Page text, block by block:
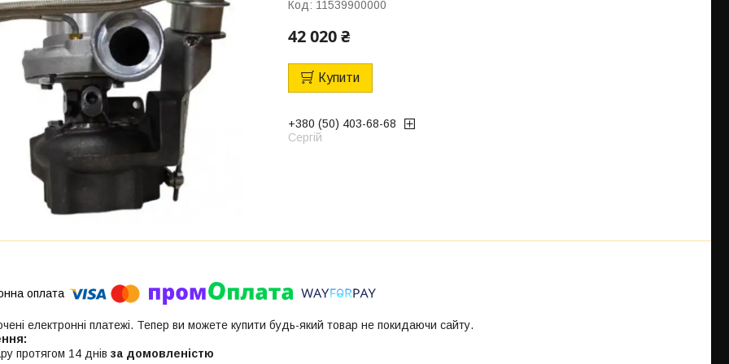
Код: 11539900000
42 020 ₴
Купити
+380 (50) 403-68-68
Сергій
електронні платежі. Тепер ви можете купити будь-який товар не покидаючи сайту.
протягом 14 днів за домовленістю